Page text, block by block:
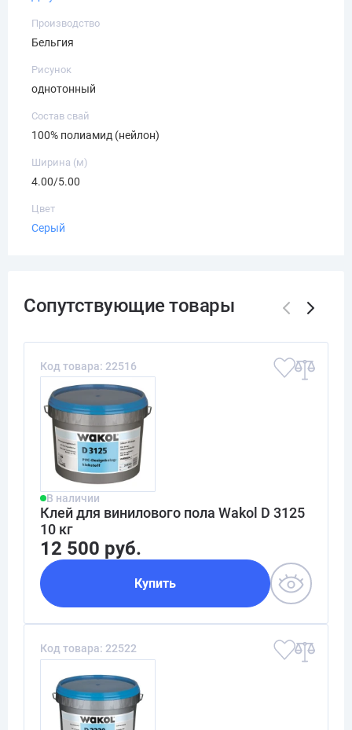
Производство
Бельгия
Рисунок
однотонный
Состав свай
100% полиамид (нейлон)
Ширина (м)
4.00/5.00
Цвет
Серый
Код товара: 22516
В наличии
Клей для винилового пола Wakol D 3125
10 кг
12 500 руб.
Купить
Код товара: 22522